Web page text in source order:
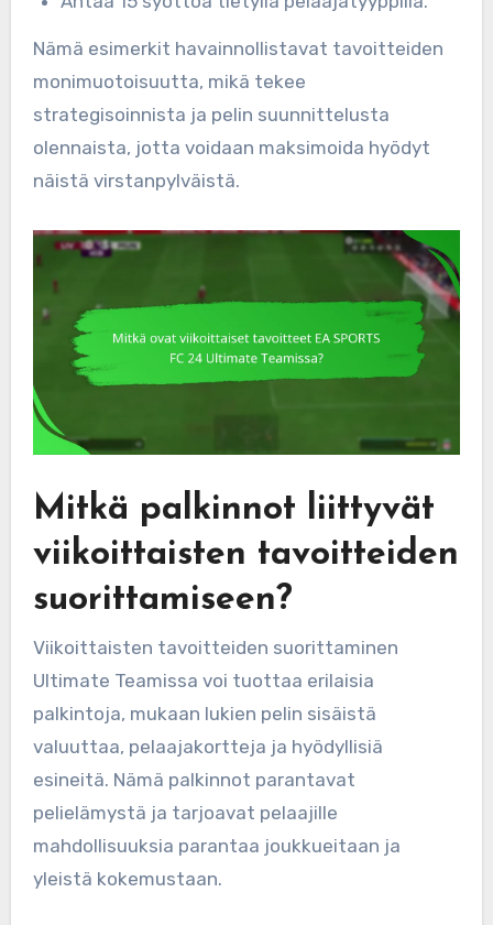
Nämä esimerkit havainnollistavat tavoitteiden
monimuotoisuutta, mikä tekee
strategisoinnista ja pelin suunnittelusta
olennaista, jotta voidaan maksimoida hyödyt
näistä virstanpylväistä.
Mitkä palkinnot liittyvät
viikoittaisten tavoitteiden
suorittamiseen?
Viikoittaisten tavoitteiden suorittaminen
Ultimate Teamissa voi tuottaa erilaisia
palkintoja, mukaan lukien pelin sisäistä
valuuttaa, pelaajakortteja ja hyödyllisiä
esineitä. Nämä palkinnot parantavat
pelielämystä ja tarjoavat pelaajille
mahdollisuuksia parantaa joukkueitaan ja
yleistä kokemustaan.